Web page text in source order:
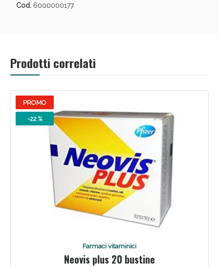
Cod.6000000177
Prodotti correlati
PROMO
-22 %
Farmaci vitaminici
Neovis plus 20 bustine